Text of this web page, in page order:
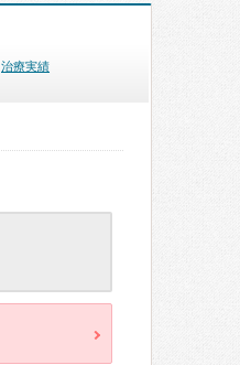
治療実績